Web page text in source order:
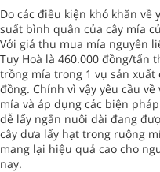
Do các điều kiện khó khăn
suất bình quân của cây mía
Với giá thu mua mía nguyên
Tuy Hoà là 460.000 đồng/
trồng mía trong 1 vụ sản xuất
đồng. Chính vì vậy yêu cầu
mía và áp dụng các biện
dễ lấy ngắn nuôi dài đang
cây dưa lấy hạt trong ruộng
mang lại hiệu quả cao cho
nay.